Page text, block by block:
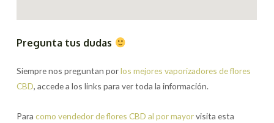
Pregunta tus dudas
Siempre nos preguntan porlos mejores vaporizadores de flores
CBD, accede a los links para ver toda la información.
Paracomo vendedor de flores CBD al por mayorvisita esta